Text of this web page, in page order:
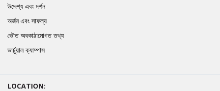
উদ্দেশ্য এবং দর্শন
অর্জন এবং সাফল্য
ভৌত অবকাঠামোগত তথ্য
ভার্চুয়াল ক্যাম্পাস
LOCATION: